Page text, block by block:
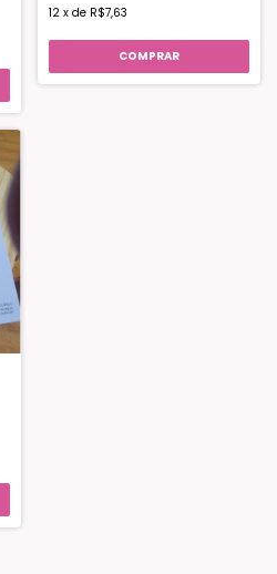
12 x de R$7,63
COMPRAR